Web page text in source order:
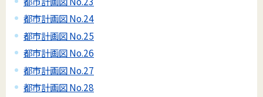
都市計画図 No.24
都市計画図 No.25
都市計画図 No.26
都市計画図 No.27
都市計画図 No.28